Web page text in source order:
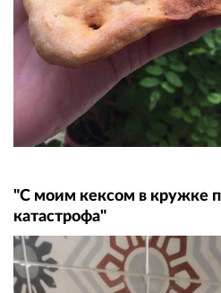
"С моим кексом в кружке
катастрофа"